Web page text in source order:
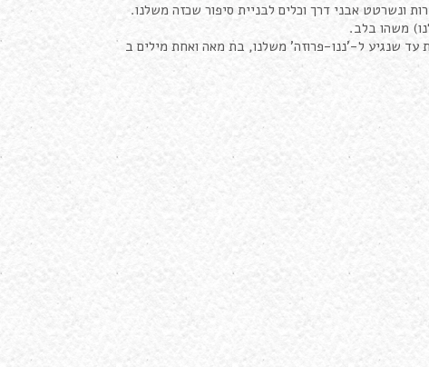
ונשרטט אבני דרך וכלים לבניית סיפור שכזה משלנו.
משהו בלב.
עד שנגיע ל-'ננו-פרוזה' משלנו, בת מאה ואחת מילים ב